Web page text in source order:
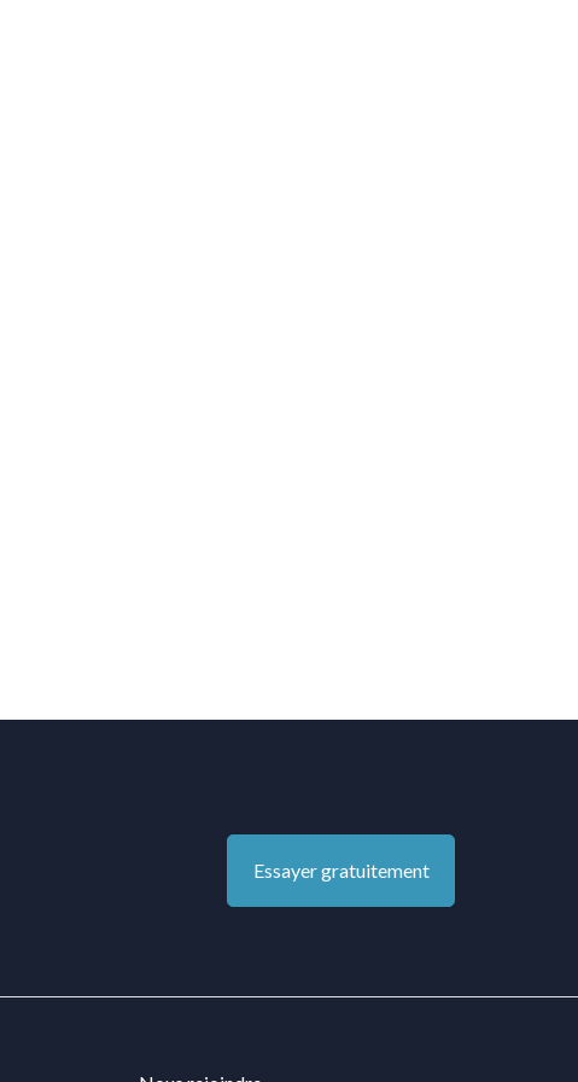
Essayer gratuitement